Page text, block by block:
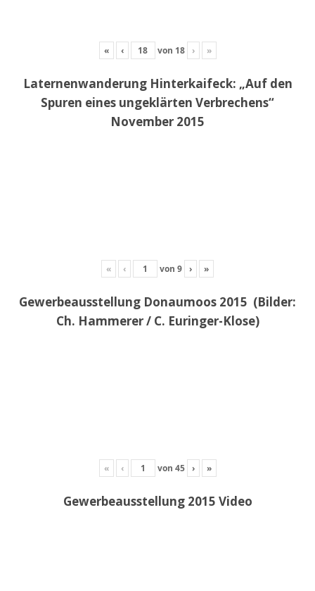
« ‹ von 18 › »
Laternenwanderung Hinterkaifeck: „Auf den
Spuren eines ungeklärten Verbrechens“
November 2015
« ‹ von 9 › »
Gewerbeausstellung Donaumoos 2015 (Bilder:
Ch. Hammerer / C. Euringer-Klose)
« ‹ von 45 › »
Gewerbeausstellung 2015 Video